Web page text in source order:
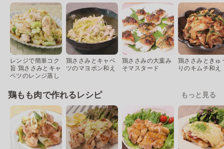
レンジで簡単コク
旨 鶏ささみとキャ
ベツのレンジ蒸し
鶏ささみとキャベ
ツのマヨポン和え
鶏ささみの大葉み
そマスタード
鶏ささみときゅ
りのキムチ和え
鶏もも肉で作れるレシピ もっと見る